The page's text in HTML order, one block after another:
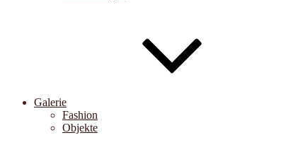
Galerie
Fashion
Objekte